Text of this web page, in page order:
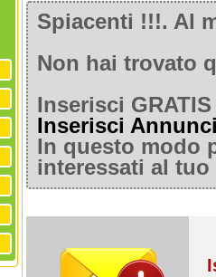
Spiacenti !!!. Al
Non hai trovato
Inserisci
Inserisci
In questo modo
interessati al